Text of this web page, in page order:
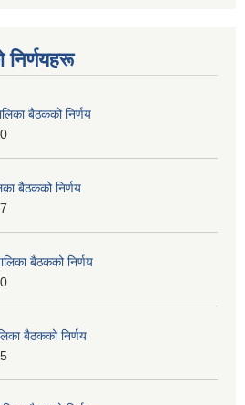
निर्णयहरू
बैठकको निर्णय
बैठकको निर्णय
बैठकको निर्णय
बैठकको निर्णय